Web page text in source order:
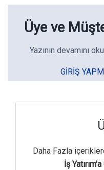
Üye ve
Yazının devamını
GIRIŞ
Daha Fazla
İş